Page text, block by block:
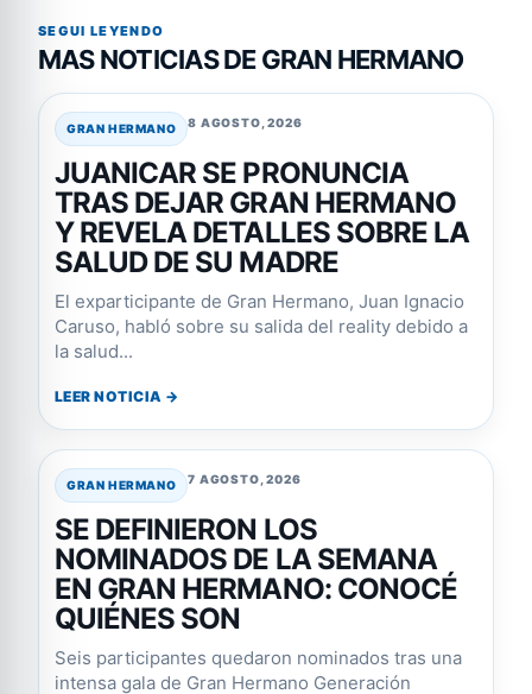
SEGUI LEYENDO
MAS NOTICIAS DE GRAN HERMANO
GRAN HERMANO 8 AGOSTO, 2026
JUANICAR SE PRONUNCIA
TRAS DEJAR GRAN HERMANO
Y REVELA DETALLES SOBRE LA
SALUD DE SU MADRE
El exparticipante de Gran Hermano, Juan Ignacio
Caruso, habló sobre su salida del reality debido a
la salud...
LEER NOTICIA →
GRAN HERMANO 7 AGOSTO, 2026
SE DEFINIERON LOS
NOMINADOS DE LA SEMANA
EN GRAN HERMANO: CONOCÉ
QUIÉNES SON
Seis participantes quedaron nominados tras una
intensa gala de Gran Hermano Generación